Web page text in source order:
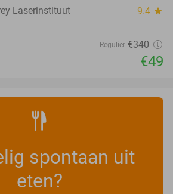
Laserinstituut 9.4 star
Regulier €340
€49
spontaan uit
eten?